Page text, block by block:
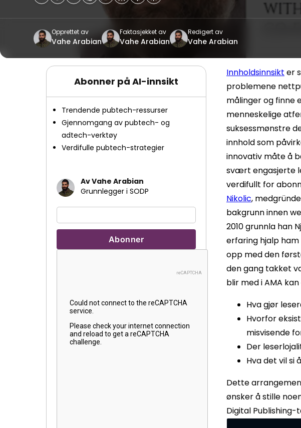
Opprettet av
Vahe Arabian
Faktasjekket av
Vahe Arabian
Redigert av
Vahe Arabian
Abonner på AI-innsikt
Trendende pubtech-ressurser
Gjennomgang av pubtech- og
adtech-verktøy
Verdifulle pubtech-strategier
Av Vahe Arabian
Grunnlegger i SODP
Innholdsinnsikt er
problemene
målinger og finne
menneskelige
suksessmønstre
innhold som
innovativ måte å
svært engasjerte
verdifullt for
Nikolic,
bakgrunn innen
2010 grunnla han
erfaring hjalp
opp med den
den gang takket
blir med i AMA
Hva gjør
Hvorfor
misvisende
Der
Hva det vil si
Dette
ønsker å stille
Digital